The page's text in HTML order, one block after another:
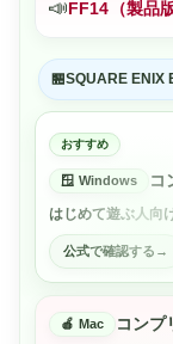
📣FF14（製品
SQUARE ENIX
おすすめ
Windows コ
はじめて遊ぶ人向
公式で確認する
Mac コンプ